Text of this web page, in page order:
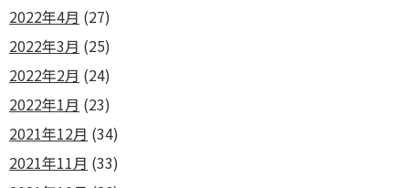
2022年4月 (27)
2022年3月 (25)
2022年2月 (24)
2022年1月 (23)
2021年12月 (34)
2021年11月 (33)